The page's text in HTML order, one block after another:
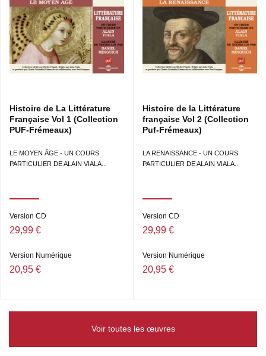
Histoire de La Littérature
Française Vol 1 (Collection
PUF-Frémeaux)
LE MOYEN ÂGE - UN COURS
PARTICULIER DE ALAIN VIALA...
Version CD
29,99 €
Version Numérique
20,95 €
Histoire de la Littérature
française Vol 2 (Collection
Puf-Frémeaux)
LA RENAISSANCE - UN COURS
PARTICULIER DE ALAIN VIALA...
Version CD
29,99 €
Version Numérique
20,95 €
Voir toutes les œuvres